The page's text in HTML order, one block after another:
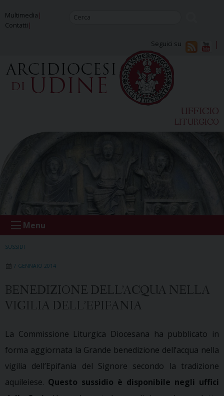
to
content
Multimedia
Contatti
Seguici su
UFFICIO
LITURGICO
Menu
SUSSIDI
7 GENNAIO 2014
BENEDIZIONE DELL’ACQUA NELLA
VIGILIA DELL’EPIFANIA
La Commissione Liturgica Diocesana ha pubblicato in
forma aggiornata la Grande benedizione dell’acqua nella
vigilia dell’Epifania del Signore secondo la tradizione
aquileiese. Questo sussidio è disponibile negli uffici